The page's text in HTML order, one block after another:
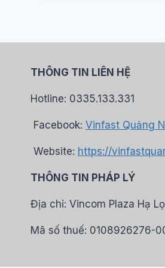
THÔNG TIN LIÊN HỆ
Hotline: 0335.133.331
Facebook: Vinfast Quảng
Website: https://
THÔNG TIN PHÁP LÝ
Địa chỉ: Vincom Plaza Hạ
Mã số thuế: 0108926276-